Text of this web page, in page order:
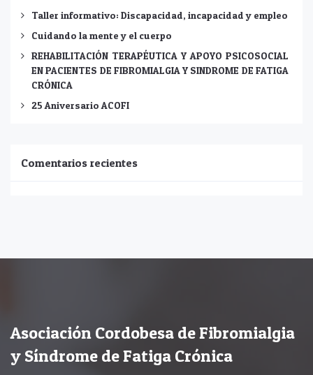
Taller informativo: Discapacidad, incapacidad y empleo
Cuidando la mente y el cuerpo
REHABILITACIÓN TERAPÉUTICA Y APOYO PSICOSOCIAL
EN PACIENTES DE FIBROMIALGIA Y SINDROME DE FATIGA
CRÓNICA
25 Aniversario ACOFI
Comentarios recientes
Asociación Cordobesa de Fibromialgia
y Síndrome de Fatiga Crónica